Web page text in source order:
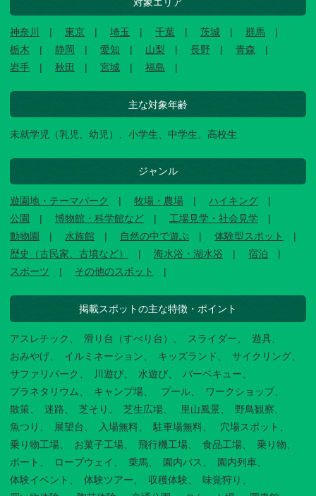
神奈川 東京 埼玉 千葉 茨城
群馬
栃木
静岡 愛知 山梨 長野
青森
岩手
秋田 宮城 福島
主な対象年齢
未就学児（乳児、幼児）、小学生、中学生、高校生
ジャンル
遊園地・テーマパーク 牧場・農場
ハイキング
公園
博物館・科学館など
工場見学・社会見学
動物園
水族館 自然の中で遊ぶ
体験型スポット
歴史（古民家、古墳など）
海水浴・湖水浴
宿泊
スポーツ
その他のスポット
掲載スポットの主な特徴・ポイント
アスレチック 滑り台（すべり台） スライダー
遊具
おみやげ
イルミネーション キッズランド
サイクリング
サファリパーク
川遊び 水遊び
バーベキュー
プラネタリウム
キャンプ場 プール
ワークショップ
散策
迷路 芝そり 芝生広場 里山風景
野鳥観察
魚つり
展望台 入場無料 駐車場無料
穴場スポット
乗り物工場
お菓子工場 飛行機工場 食品工場
乗り物
ボート
ロープウェイ 乗馬 園内バス
園内列車
体験イベント
体験ツアー 収穫体験
味覚狩り